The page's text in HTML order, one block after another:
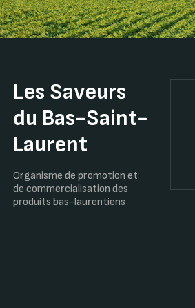
Les Saveurs
du Bas-Saint-
Laurent
Organisme de promotion et
de commercialisation des
produits bas-laurentiens